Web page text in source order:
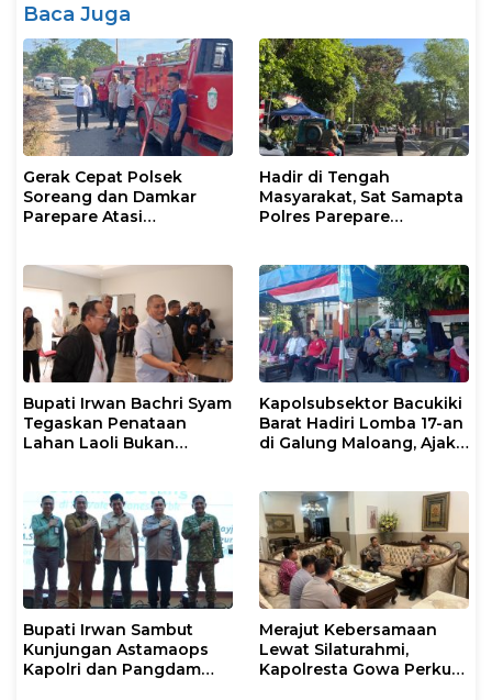
Baca Juga
Gerak Cepat Polsek
Soreang dan Damkar
Parepare Atasi
Hadir di Tengah
Masyarakat, Sat Samapta
Polres Parepare
Bupati Irwan Bachri Syam
Tegaskan Penataan
Lahan Laoli Bukan
Kapolsubsektor Bacukiki
Barat Hadiri Lomba 17-an
di Galung Maloang, Ajak
Bupati Irwan Sambut
Kunjungan Astamaops
Kapolri dan Pangdam
Merajut Kebersamaan
Lewat Silaturahmi,
Kapolresta Gowa Perkuat